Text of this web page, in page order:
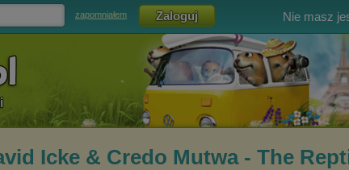
zapomniałem Nie masz
Icke & Credo Mutwa - The